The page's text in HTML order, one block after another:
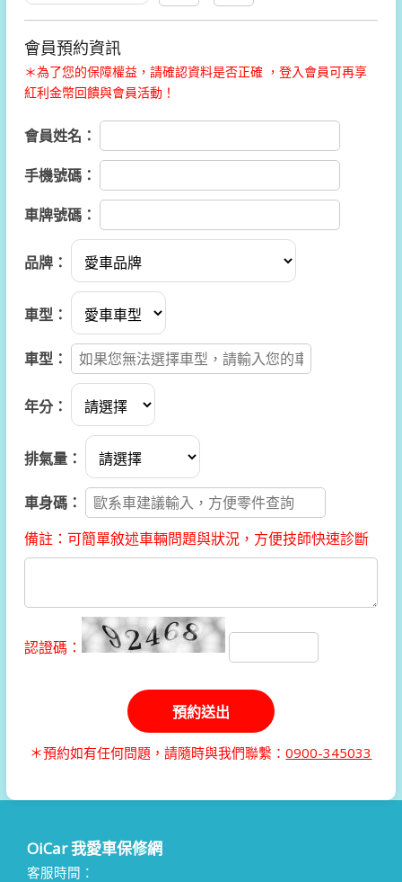
會員預約資訊
＊為了您的保障權益，請確認資料是否正確 ，登入會員可再享
紅利金幣回饋與會員活動！
會員姓名：
手機號碼：
車牌號碼：
品牌：
車型：
車型：
年分：
排氣量：
車身碼：
備註： 可簡單敘述車輛問題與狀況，方便技師快速診斷
認證碼：
＊預約如有任何問題，請隨時與我們聯繫：0900-345033
OiCar 我愛車保修網
客服時間：